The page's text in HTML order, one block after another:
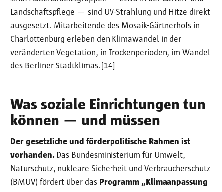
Landschaftspflege — sind UV-Strahlung und Hitze direkt
ausgesetzt. Mitarbeitende des Mosaik-Gärtnerhofs in
Charlottenburg erleben den Klimawandel in der
veränderten Vegetation, in Trockenperioden, im Wandel
des Berliner Stadtklimas.[14]
Was soziale Einrichtungen tun
können — und müssen
Der gesetzliche und förderpolitische Rahmen ist
vorhanden. Das Bundesministerium für Umwelt,
Naturschutz, nukleare Sicherheit und Verbraucherschutz
(BMUV) fördert über das Programm „Klimaanpassung